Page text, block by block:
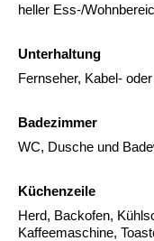
heller Ess-/
Unterhaltung
Fernseher, Kabel-
Badezimmer
WC, Dusche und
Küchenzeile
Herd, Backofen,
Kaffeemaschine,